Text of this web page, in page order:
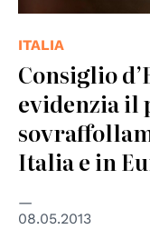
ITALIA
Consiglio
evidenzia il
Italia e in
08.05.2013